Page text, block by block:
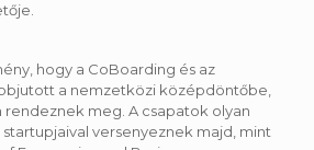
hogy a CoBoarding és az
a nemzetközi középdöntőbe,
rendeznek meg. A csapatok olyan
versenyeznek majd, mint